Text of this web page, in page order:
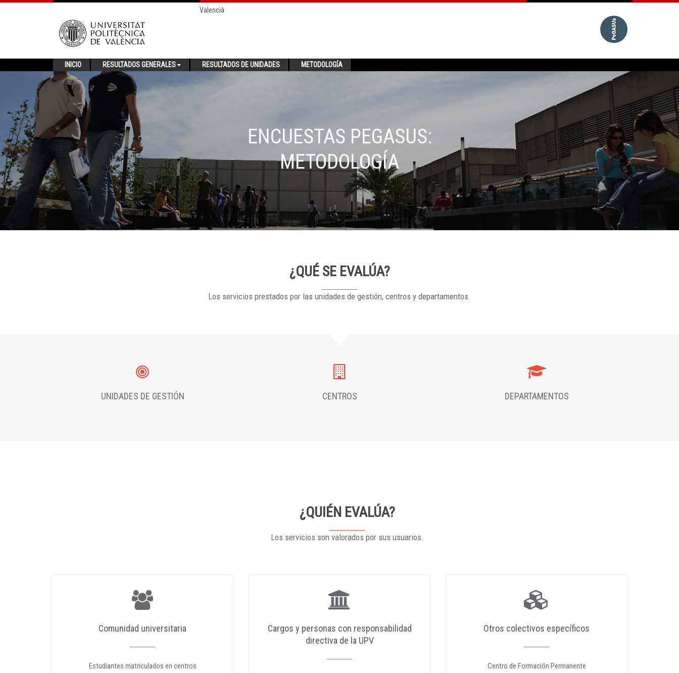
Valencià
INICIO RESULTADOS GENERALES RESULTADOS DE UNIDADES METODOLOGÍA
ENCUESTAS PEGASUS:
METODOLOGÍA
¿QUÉ SE EVALÚA?
Los servicios prestados por las unidades de gestión, centros y departamentos.
UNIDADES DE GESTIÓN CENTROS DEPARTAMENTOS
¿QUIÉN EVALÚA?
Los servicios son valorados por sus usuarios.
Comunidad universitaria
Estudiantes matriculados en centros
Cargos y personas con responsabilidad
directiva de la UPV
Otros colectivos específicos
Centro de Formación Permanente